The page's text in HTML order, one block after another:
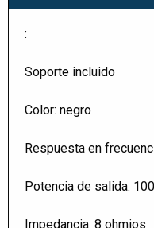
:
Soporte incluido
Color: negro
Respuesta en
Potencia de salida:
Impedancia: 8 ohmios